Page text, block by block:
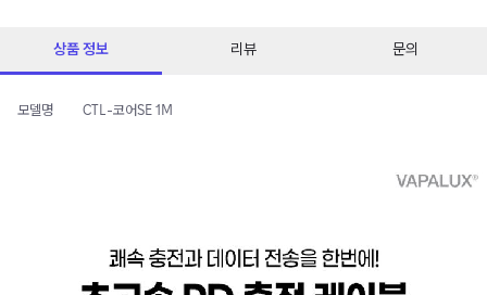
상품 정보 리뷰 문의
모델명 CTL-코어SE 1M